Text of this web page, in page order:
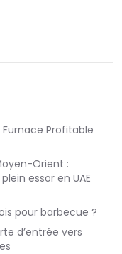
Profitable
Orient :
essor en UAE
pour barbecue ?
d’entrée vers